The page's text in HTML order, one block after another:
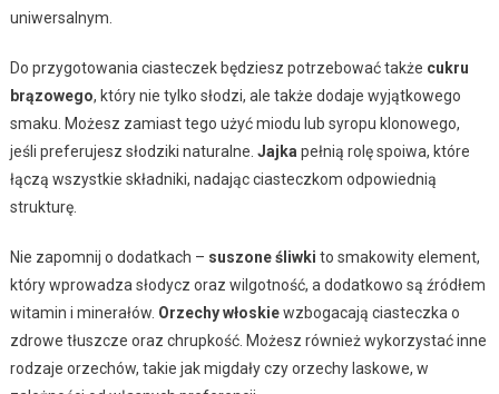
uniwersalnym.
Do przygotowania ciasteczek będziesz potrzebować także cukru
brązowego, który nie tylko słodzi, ale także dodaje wyjątkowego
smaku. Możesz zamiast tego użyć miodu lub syropu klonowego,
jeśli preferujesz słodziki naturalne. Jajka pełnią rolę spoiwa, które
łączą wszystkie składniki, nadając ciasteczkom odpowiednią
strukturę.
Nie zapomnij o dodatkach – suszone śliwki to smakowity element,
który wprowadza słodycz oraz wilgotność, a dodatkowo są źródłem
witamin i minerałów. Orzechy włoskiewzbogacają ciasteczka o
zdrowe tłuszcze oraz chrupkość. Możesz również wykorzystać inne
rodzaje orzechów, takie jak migdały czy orzechy laskowe, w